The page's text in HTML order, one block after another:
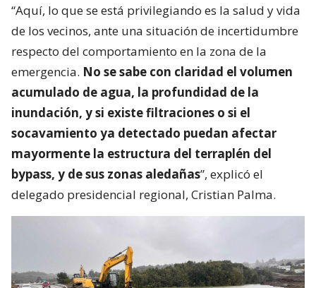
“Aquí, lo que se está privilegiando es la salud y vida
de los vecinos, ante una situación de incertidumbre
respecto del comportamiento en la zona de la
emergencia. No se sabe con claridad el volumen
acumulado de agua, la profundidad de la
inundación, y si existe filtraciones o si el
socavamiento ya detectado puedan afectar
mayormente la estructura del terraplén del
bypass, y de sus zonas aledañas”, explicó el
delegado presidencial regional, Cristian Palma.